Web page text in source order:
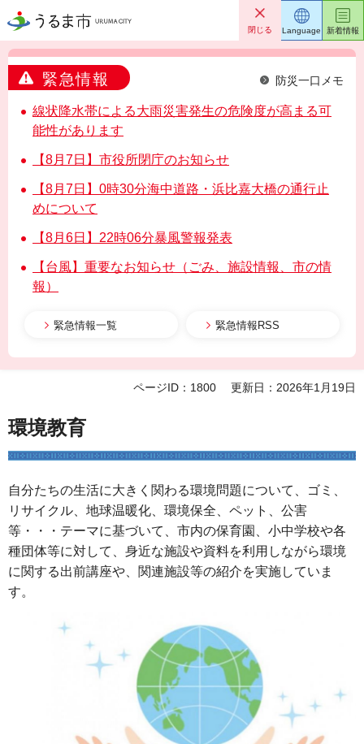
うるま市 閉じる
緊急情報 防災一口メモ
線状降水帯による大雨災害発生の危険度が高まる可
能性があります
【8月7日】市役所閉庁のお知らせ
【8月7日】0時30分海中道路・浜比嘉大橋の通行止
めについて
【8月6日】22時06分暴風警報発表
【台風】重要なお知らせ（ごみ、施設情報、市の情
報）
緊急情報一覧 緊急情報RSS
Language 新着情報
ページID：1800 更新日：2026年1月19日
環境教育
自分たちの生活に大きく関わる環境問題について、ゴミ、
リサイクル、地球温暖化、環境保全、ペット、公害
等・・・テーマに基づいて、市内の保育園、小中学校や各
種団体等に対して、身近な施設や資料を利用しながら環境
に関する出前講座や、関連施設等の紹介を実施していま
す。